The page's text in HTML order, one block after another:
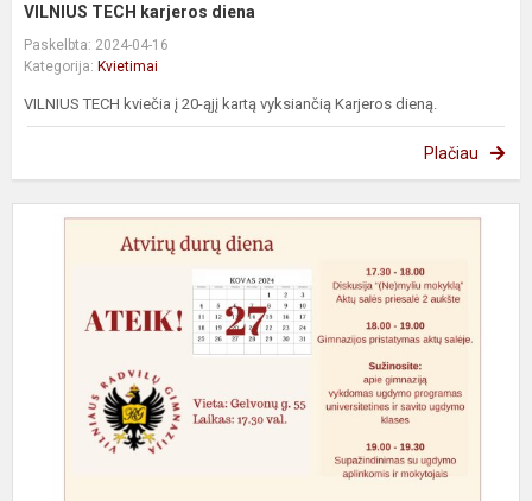
VILNIUS TECH karjeros diena
Paskelbta: 2024-04-16
Kategorija: Kvietimai
VILNIUS TECH kviečia į 20-ąjį kartą vyksiančią Karjeros dieną.
Plačiau